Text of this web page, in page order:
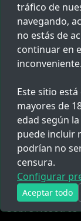
Populares
Escuela de
Ascenso PNP
Cronograma
Todo
Links
Sobre Nosotros
tráfico de
navegando,
no estás de
continuar en
inconveniente.
Este sitio
mayores de
edad según
puede incluir
podrían no
censura.
Configurar
Aceptar todo